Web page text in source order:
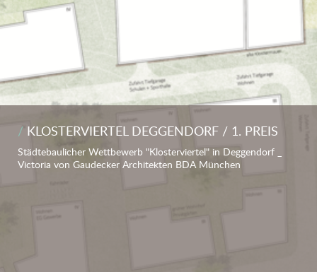
KLOSTERVIERTEL DEGGENDORF / 1. PREIS
Städtebaulicher Wettbewerb "Klosterviertel" in Deggendorf _
Victoria von Gaudecker Architekten BDA München